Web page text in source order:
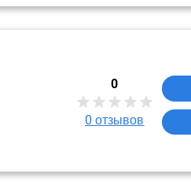
0
0 отзывов